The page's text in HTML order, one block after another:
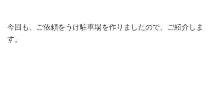
今回も、ご依頼をうけ駐車場を作りましたので、ご紹介しま
す。